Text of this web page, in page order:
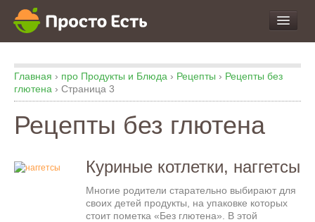
про Еду
про Кухню
про Экспертизу
Главная › про Продукты и Блюда › Рецепты › Рецепты без
глютена › Страница 3
Рецепты без глютена
Куриные котлетки, наггетсы
Многие родители старательно выбирают для
своих детей продукты, на упаковке которых
стоит пометка «Без глютена». В этой